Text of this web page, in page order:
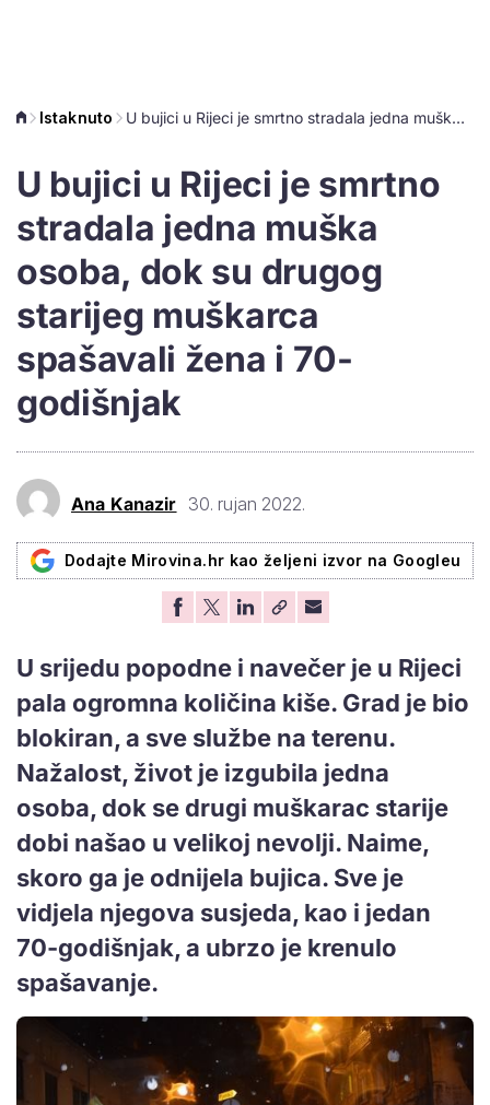
Istaknuto U bujici u Rijeci je smrtno stradala jedna muška osoba, dok su drugog starijeg muškarca spašavali žena i 70-godišnjak
U bujici u Rijeci je smrtno
stradala jedna muška
osoba, dok su drugog
starijeg muškarca
spašavali žena i 70-
godišnjak
Ana Kanazir 30. rujan 2022.
Dodajte Mirovina.hr kao željeni izvor na Googleu
U srijedu popodne i navečer je u Rijeci
pala ogromna količina kiše. Grad je bio
blokiran, a sve službe na terenu.
Nažalost, život je izgubila jedna
osoba, dok se drugi muškarac starije
dobi našao u velikoj nevolji. Naime,
skoro ga je odnijela bujica. Sve je
vidjela njegova susjeda, kao i jedan
70-godišnjak, a ubrzo je krenulo
spašavanje.